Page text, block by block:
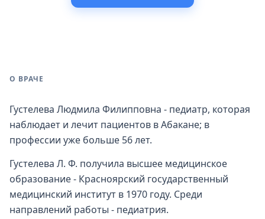
О ВРАЧЕ
Густелева Людмила Филипповна - педиатр, которая
наблюдает и лечит пациентов в Абакане; в
профессии уже больше 56 лет.
Густелева Л. Ф. получила высшее медицинское
образование - Красноярский государственный
медицинский институт в 1970 году. Среди
направлений работы - педиатрия.